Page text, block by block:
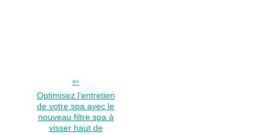
Optimisez l'entretien
de votre spa avec le
nouveau filtre spa à
visser haut de